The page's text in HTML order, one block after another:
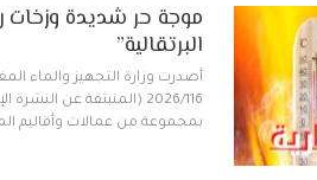
موجة حر شديدة وزخات
البرتقالية”
بمجموعة من عمالات وأقاليم